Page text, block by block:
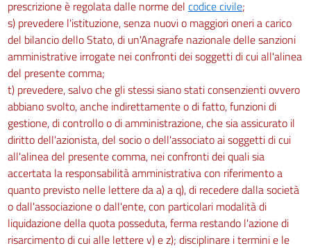
Obblighi del datore di lavoro
235
236
237
238
239
240
241
Sezione III
Sorveglianza sanitaria
242
243
prescrizione è regolata dalle norme del codice civile;
s) prevedere l'istituzione, senza nuovi o maggiori oneri a carico
del bilancio dello Stato, di un'Anagrafe nazionale delle sanzioni
amministrative irrogate nei confronti dei soggetti di cui all'alinea
del presente comma;
t) prevedere, salvo che gli stessi siano stati consenzienti ovvero
abbiano svolto, anche indirettamente o di fatto, funzioni di
gestione, di controllo o di amministrazione, che sia assicurato il
diritto dell'azionista, del socio o dell'associato ai soggetti di cui
all'alinea del presente comma, nei confronti dei quali sia
accertata la responsabilità amministrativa con riferimento a
quanto previsto nelle lettere da a) a q), di recedere dalla società
o dall'associazione o dall'ente, con particolari modalità di
liquidazione della quota posseduta, ferma restando l'azione di
risarcimento di cui alle lettere v) e z); disciplinare i termini e le